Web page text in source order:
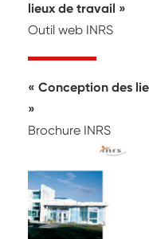
lieux de travail
Outil web INRS
« Conception des
»
Brochure INRS